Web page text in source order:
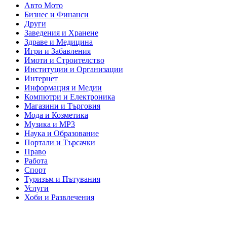
Авто Мото
Бизнес и Финанси
Други
Заведения и Хранене
Здраве и Медицина
Игри и Забавления
Имоти и Строителство
Институции и Организации
Интернет
Информация и Медии
Компютри и Електроника
Магазини и Търговия
Мода и Козметика
Музика и MP3
Наука и Образование
Портали и Търсачки
Право
Работа
Спорт
Туризъм и Пътувания
Услуги
Хоби и Развлечения